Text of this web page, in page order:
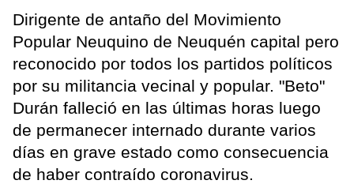
Dirigente de antaño del Movimiento
Popular Neuquino de Neuquén capital pero
reconocido por todos los partidos políticos
por su militancia vecinal y popular. "Beto"
Durán falleció en las últimas horas luego
de permanecer internado durante varios
días en grave estado como consecuencia
de haber contraído coronavirus.